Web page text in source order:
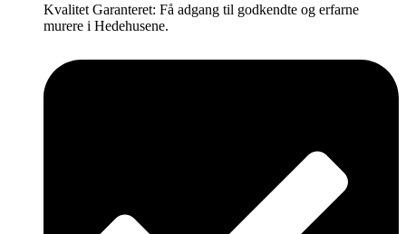
Kvalitet Garanteret: Få adgang til godkendte og erfarne
murere i Hedehusene.